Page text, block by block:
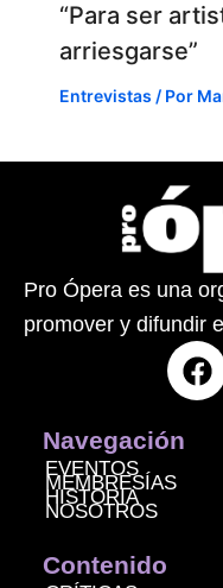
“Para ser
arriesgarse”
Entrevistas / Por
Pro Ópera es una
promover y difundir
F
a
Navegación
EVENTOS
MEMBRESÍAS
HISTORIA
NOSOTROS
Contenido